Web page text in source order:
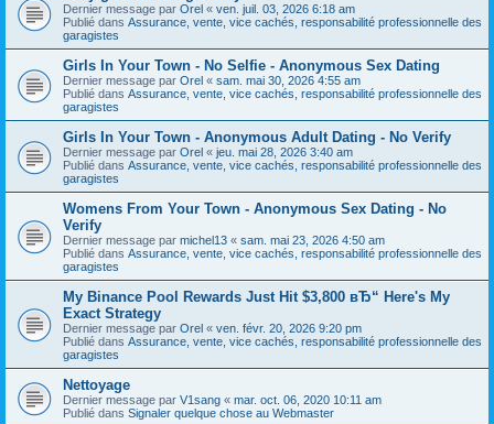
Dernier message par Orel « ven. juil. 03, 2026 6:18 am
Publié dans Assurance, vente, vice cachés, responsabilité professionnelle des
garagistes
Girls In Your Town - No Selfie - Anonymous Sex Dating
Dernier message par Orel « sam. mai 30, 2026 4:55 am
Publié dans Assurance, vente, vice cachés, responsabilité professionnelle des
garagistes
Girls In Your Town - Anonymous Adult Dating - No Verify
Dernier message par Orel « jeu. mai 28, 2026 3:40 am
Publié dans Assurance, vente, vice cachés, responsabilité professionnelle des
garagistes
Womens From Your Town - Anonymous Sex Dating - No
Verify
Dernier message par michel13 « sam. mai 23, 2026 4:50 am
Publié dans Assurance, vente, vice cachés, responsabilité professionnelle des
garagistes
My Binance Pool Rewards Just Hit $3,800 вЂ“ Here's My
Exact Strategy
Dernier message par Orel « ven. févr. 20, 2026 9:20 pm
Publié dans Assurance, vente, vice cachés, responsabilité professionnelle des
garagistes
Nettoyage
Dernier message par V1sang « mar. oct. 06, 2020 10:11 am
Publié dans Signaler quelque chose au Webmaster